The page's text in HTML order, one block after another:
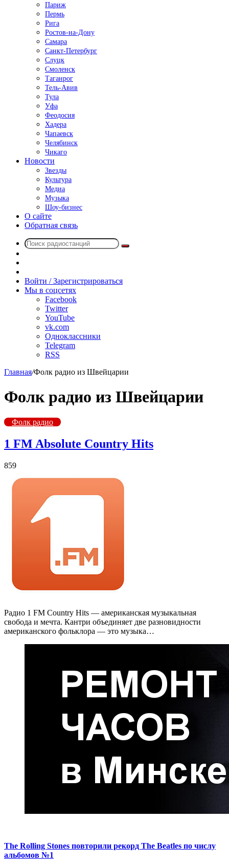
Париж
Пермь
Рига
Ростов-на-Дону
Самара
Санкт-Петербург
Слуцк
Смоленск
Таганрог
Тель-Авив
Тула
Уфа
Феодосия
Хадера
Чапаевск
Челябинск
Чикаго
Новости
Звезды
Культура
Медиа
Музыка
Шоу-бизнес
О сайте
Обратная связь
Поиск
радио
Войти / Зарегистрироваться
Мы в соцсетях
Facebook
Twitter
YouTube
vk.com
Одноклассники
Telegram
RSS
Главная/Фолк радио из Швейцарии
Фолк радио из Швейцарии
Фолк радио
1 FM Absolute Country Hits
859
Радио 1 FM Country Hits — американская музыкальная
свобода и мечта. Кантри объединяет две разновидности
американского фольклора — это музыка…
The Rolling Stones повторили рекорд The Beatles по числу
альбомов №1